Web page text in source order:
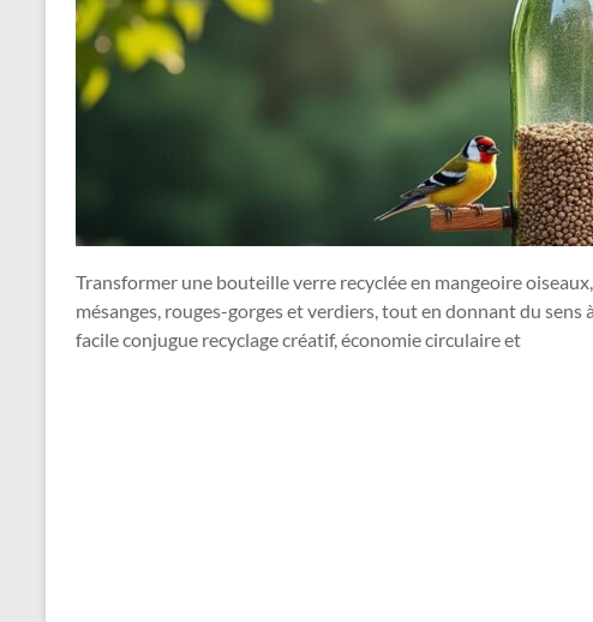
Transformer une bouteille verre recyclée en mangeoire
mésanges, rouges-gorges et verdiers, tout en donnant du sens
facile conjugue recyclage créatif, économie circulaire et